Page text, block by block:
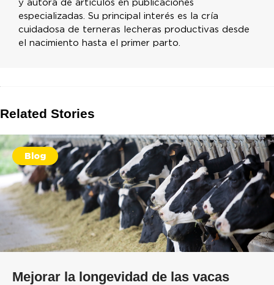
y autora de artículos en publicaciones
especializadas. Su principal interés es la cría
cuidadosa de terneras lecheras productivas desde
el nacimiento hasta el primer parto.
Related Stories
Blog
Mejorar la longevidad de las vacas